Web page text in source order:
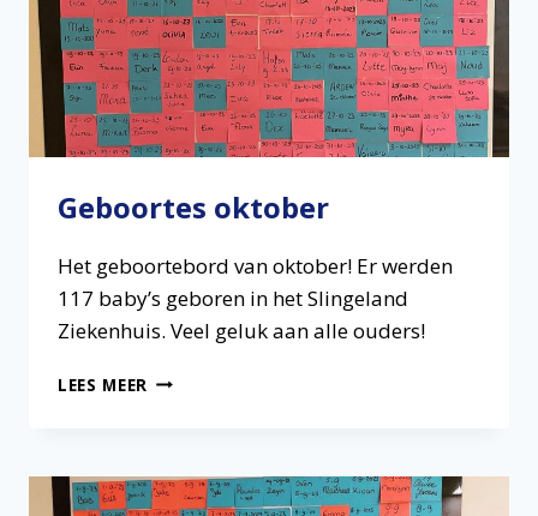
Geboortes oktober
Het geboortebord van oktober! Er werden
117 baby’s geboren in het Slingeland
Ziekenhuis. Veel geluk aan alle ouders!
LEES MEER GEBOORTES